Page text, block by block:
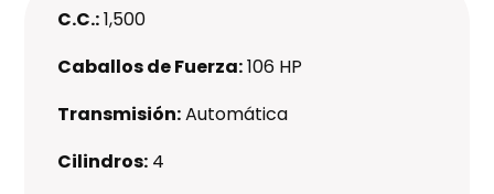
C.C.:1,500
Caballos de Fuerza:106 HP
Transmisión:Automática
Cilindros: 4